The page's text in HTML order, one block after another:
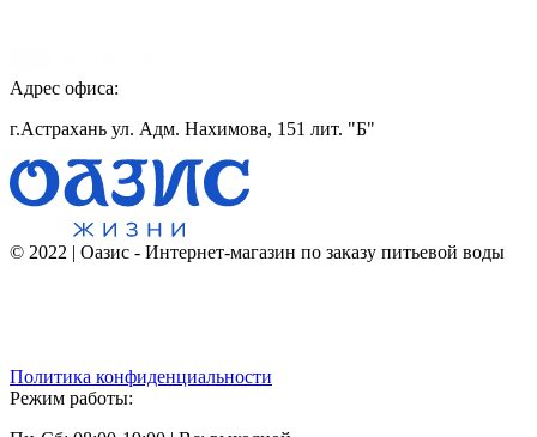
Адрес офиса:
г.Астрахань ул. Адм. Нахимова, 151 лит. "Б"
© 2022 | Оазис - Интернет-магазин по заказу питьевой воды
Политика конфиденциальности
Режим работы: